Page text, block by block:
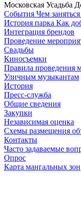
Московская Усадьба
Cобытия Чем заняться
История парка Как
Интеграция брендов
Проведение
Свадьбы
Киносъемки
Правила проведения
Уличным музыкантам
История
Пресс-служба
Общие сведения
Закупки
Независимая оценка
Схемы размещения
Контакты
Часто задаваемые
Опрос
Карта мангальных зон